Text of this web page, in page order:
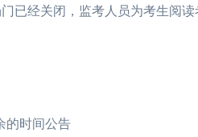
经关闭，监考人员为考生阅读
时间公告